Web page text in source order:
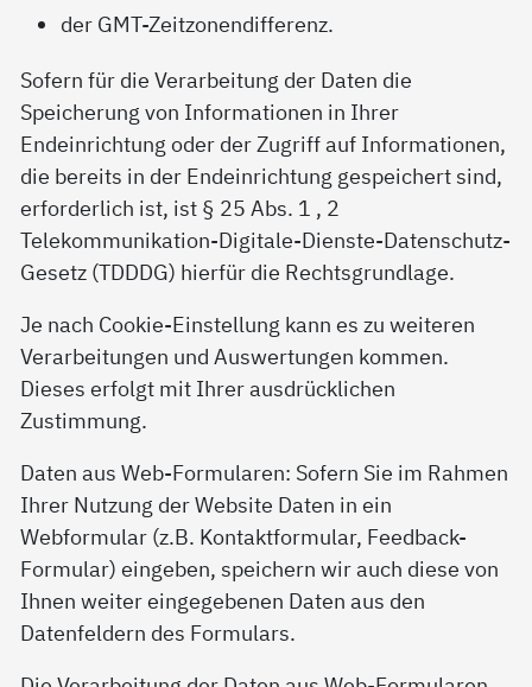
der GMT-Zeitzonendifferenz.
Sofern für die Verarbeitung der Daten die
Speicherung von Informationen in Ihrer
Endeinrichtung oder der Zugriff auf Informationen,
die bereits in der Endeinrichtung gespeichert sind,
erforderlich ist, ist § 25 Abs. 1 , 2
Telekommunikation-Digitale-Dienste-Datenschutz-
Gesetz (TDDDG) hierfür die Rechtsgrundlage.
Je nach Cookie-Einstellung kann es zu weiteren
Verarbeitungen und Auswertungen kommen.
Dieses erfolgt mit Ihrer ausdrücklichen
Zustimmung.
Daten aus Web-Formularen: Sofern Sie im Rahmen
Ihrer Nutzung der Website Daten in ein
Webformular (z.B. Kontaktformular, Feedback-
Formular) eingeben, speichern wir auch diese von
Ihnen weiter eingegebenen Daten aus den
Datenfeldern des Formulars.